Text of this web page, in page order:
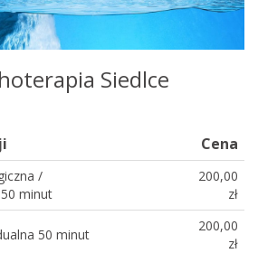
Siedlce
Cena
/
minut
200,00
zł
50 minut
200,00
zł